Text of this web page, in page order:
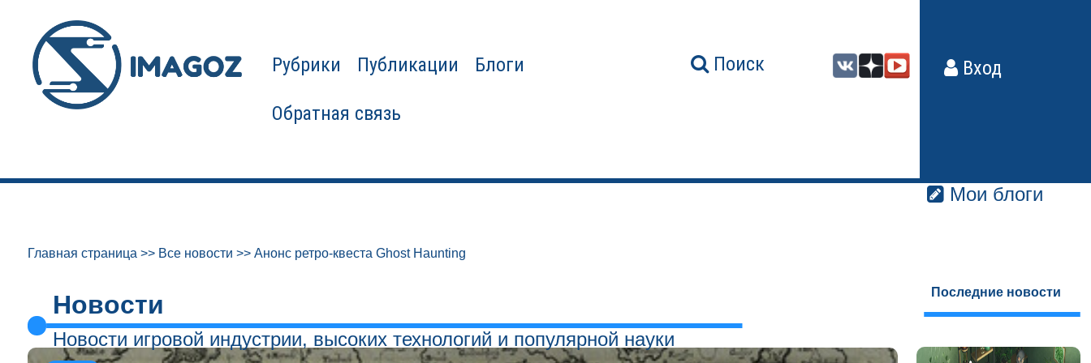
Рубрики Публикации Блоги
Обратная связь
Поиск Вход
Мои блоги
Главная страница >> Все новости >> Анонс ретро-квеста Ghost Haunting
Новости
Новости игровой индустрии, высоких технологий и популярной науки
Последние новости